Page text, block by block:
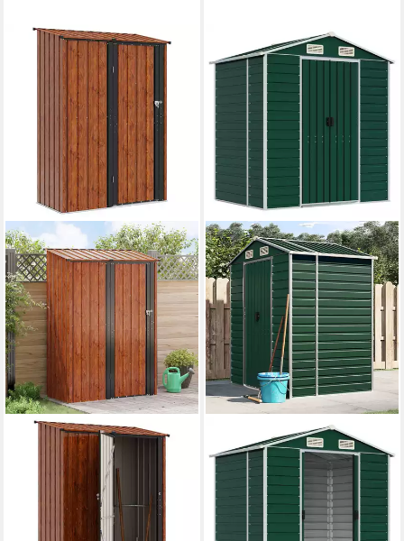
Gartenhaus Gartenhütten
Braun 140,5 x 74 x 200 cm
mtl. in 12 Raten
Gartenhaus Gerätehaus Grün
191x130x198 cm Verzinkter
Stahl
ab 266,99 €
13,26 € mtl. in 24 Raten